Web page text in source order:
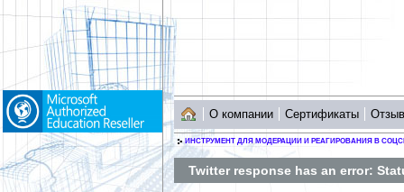
О компании Сертификаты
ИНСТРУМЕНТ ДЛЯ МОДЕРАЦИИ И РЕАГИРОВАНИЯ В
Twitter response has an error: